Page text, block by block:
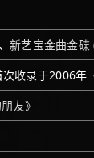
、 新艺宝金曲金碟
收录于2006年
友》